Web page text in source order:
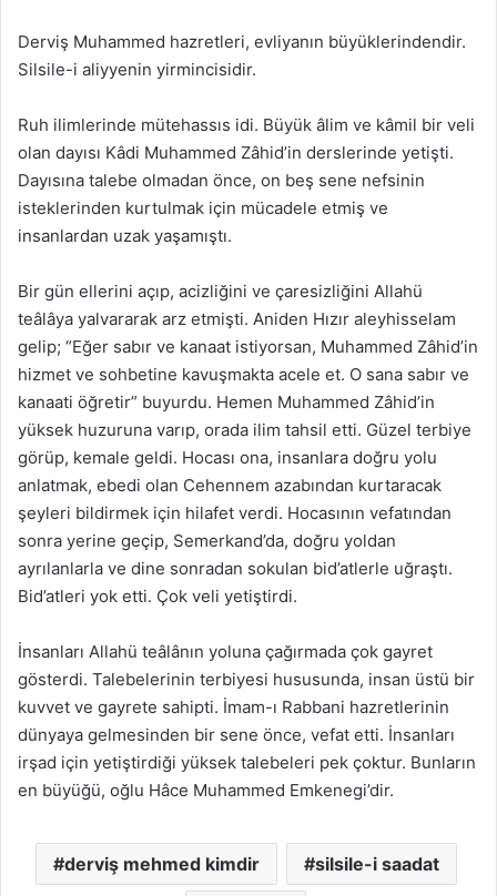
Derviş Muhammed hazretleri, evliyanın büyüklerindendir.
Silsile-i aliyyenin yirmincisidir.
Ruh ilimlerinde mütehassıs idi. Büyük âlim ve kâmil bir veli
olan dayısı Kâdi Muhammed Zâhid’in derslerinde yetişti.
Dayısına talebe olmadan önce, on beş sene nefsinin
isteklerinden kurtulmak için mücadele etmiş ve
insanlardan uzak yaşamıştı.
Bir gün ellerini açıp, acizliğini ve çaresizliğini Allahü
teâlâya yalvararak arz etmişti. Aniden Hızır aleyhisselam
gelip; “Eğer sabır ve kanaat istiyorsan, Muhammed Zâhid’in
hizmet ve sohbetine kavuşmakta acele et. O sana sabır ve
kanaati öğretir” buyurdu. Hemen Muhammed Zâhid’in
yüksek huzuruna varıp, orada ilim tahsil etti. Güzel terbiye
görüp, kemale geldi. Hocası ona, insanlara doğru yolu
anlatmak, ebedi olan Cehennem azabından kurtaracak
şeyleri bildirmek için hilafet verdi. Hocasının vefatından
sonra yerine geçip, Semerkand’da, doğru yoldan
ayrılanlarla ve dine sonradan sokulan bid’atlerle uğraştı.
Bid’atleri yok etti. Çok veli yetiştirdi.
İnsanları Allahü teâlânın yoluna çağırmada çok gayret
gösterdi. Talebelerinin terbiyesi hususunda, insan üstü bir
kuvvet ve gayrete sahipti. İmam-ı Rabbani hazretlerinin
dünyaya gelmesinden bir sene önce, vefat etti. İnsanları
irşad için yetiştirdiği yüksek talebeleri pek çoktur. Bunların
en büyüğü, oğlu Hâce Muhammed Emkenegi’dir.
derviş mehmed kimdir silsile-i saadat